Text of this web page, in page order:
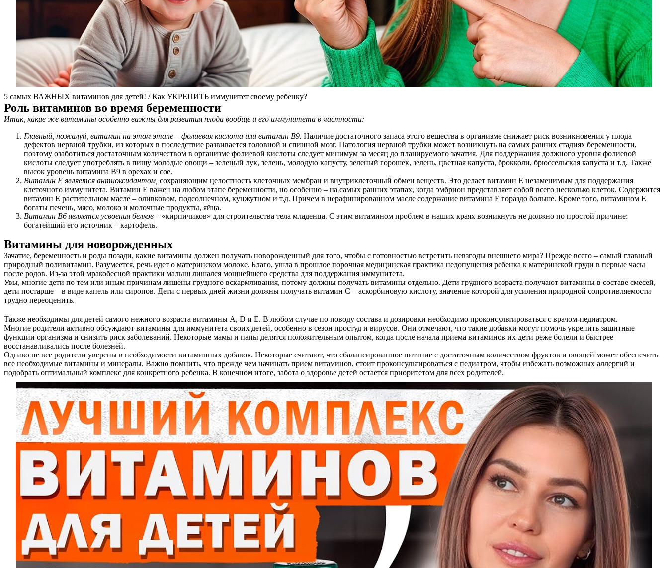
5 самых ВАЖНЫХ витаминов для детей! / Как УКРЕПИТЬ иммунитет своему ребенку?
Роль витаминов во время беременности
Итак, какие же витамины особенно важны для развития плода вообще и его иммунитета в частности:
Главный, пожалуй, витамин на этом этапе – фолиевая кислота или витамин В9. Наличие достаточного запаса этого вещества в организме снижает риск возникновения у плода
дефектов нервной трубки, из которых в последствие развивается головной и спинной мозг. Патология нервной трубки может возникнуть на самых ранних стадиях беременности,
поэтому озаботиться достаточным количеством в организме фолиевой кислоты следует минимум за месяц до планируемого зачатия. Для поддержания должного уровня фолиевой
кислоты следует употреблять в пищу молодые овощи – зеленый лук, зелень, молодую капусту, зеленый горошек, зелень, цветная капуста, брокколи, брюссельская капуста и т.д. Также
высок уровень витамина В9 в орехах и сое.
Витамин Е является антиоксидантом, сохраняющим целостность клеточных мембран и внутриклеточный обмен веществ. Это делает витамин Е незаменимым для поддержания
клеточного иммунитета. Витамин Е важен на любом этапе беременности, но особенно – на самых ранних этапах, когда эмбрион представляет собой всего несколько клеток. Содержится
витамин Е растительном масле – оливковом, подсолнечном, кунжутном и т.д. Причем в нерафинированном масле содержание витамина Е гораздо больше. Кроме того, витамином Е
богаты печень, мясо, молоко и молочные продукты, яйца.
Витамин В6 является усвоения белков – «кирпичиков» для строительства тела младенца. С этим витамином проблем в наших краях возникнуть не должно по простой причине:
богатейший его источник – картофель.
Витамины для новорожденных
Зачатие, беременность и роды позади, какие витамины должен получать новорожденный для того, чтобы с готовностью встретить невзгоды внешнего мира? Прежде всего – самый главный
природный поливитамин. Разумеется, речь идет о материнском молоке. Благо, ушла в прошлое порочная медицинская практика недопущения ребенка к материнской груди в первые часы
после родов. Из-за этой мракобесной практики малыш лишался мощнейшего средства для поддержания иммунитета.
Увы, многие дети по тем или иным причинам лишены грудного вскармливания, потому должны получать витамины отдельно. Дети грудного возраста получают витамины в составе смесей,
дети постарше – в виде капель или сиропов. Дети с первых дней жизни должны получать витамин С – аскорбиновую кислоту, значение которой для усиления природной сопротивляемости
трудно переоценить.
Также необходимы для детей самого нежного возраста витамины А, D и Е. В любом случае по поводу состава и дозировки необходимо проконсультироваться с врачом-педиатром.
Многие родители активно обсуждают витамины для иммунитета своих детей, особенно в сезон простуд и вирусов. Они отмечают, что такие добавки могут помочь укрепить защитные
функции организма и снизить риск заболеваний. Некоторые мамы и папы делятся положительным опытом, когда после начала приема витаминов их дети реже болели и быстрее
восстанавливались после болезней.
Однако не все родители уверены в необходимости витаминных добавок. Некоторые считают, что сбалансированное питание с достаточным количеством фруктов и овощей может обеспечить
все необходимые витамины и минералы. Важно помнить, что прежде чем начинать прием витаминов, стоит проконсультироваться с педиатром, чтобы избежать возможных аллергий и
подобрать оптимальный комплекс для конкретного ребенка. В конечном итоге, забота о здоровье детей остается приоритетом для всех родителей.